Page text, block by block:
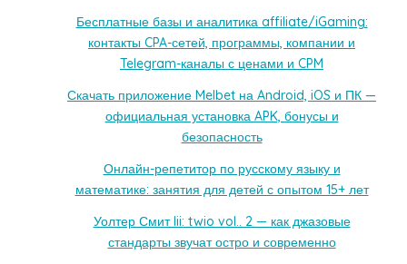
Бесплатные базы и аналитика affiliate/iGaming:
контакты CPA-сетей, программы, компании и
Telegram-каналы с ценами и CPM
Скачать приложение Melbet на Android, iOS и ПК —
официальная установка APK, бонусы и
безопасность
Онлайн-репетитор по русскому языку и
математике: занятия для детей с опытом 15+ лет
Уолтер Смит Iii: twio vol.. 2 — как джазовые
стандарты звучат остро и современно